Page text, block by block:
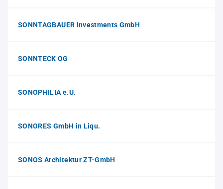
SONNTAGBAUER Investments GmbH
SONNTECK OG
SONOPHILIA e.U.
SONORES GmbH in Liqu.
SONOS Architektur ZT-GmbH